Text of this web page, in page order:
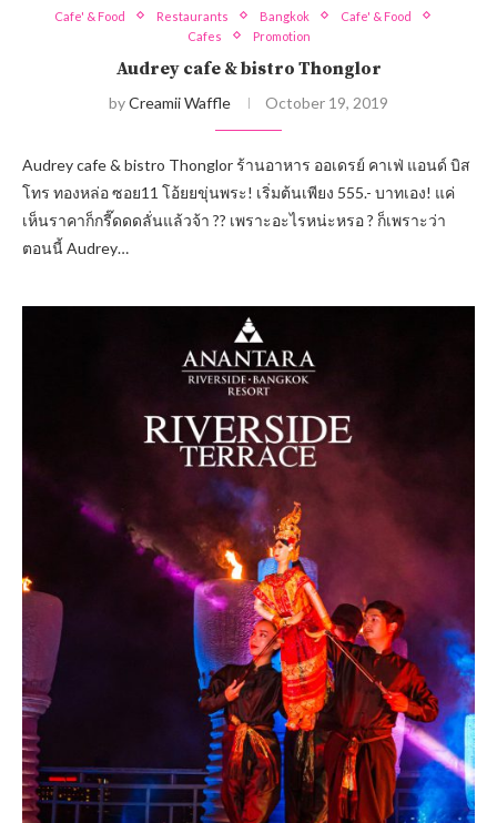
Cafe' & Food Restaurants Bangkok
Cafe' & Food
Cafes
Promotion
Audrey cafe & bistro Thonglor
byCreamii Waffle October 19, 2019
Audrey cafe & bistro Thonglor ร้านอาหาร ออเดรย์ คาเฟ่ แอนด์ บิส
โทร ทองหล่อ ซอย11 โอ้ยยขุ่นพระ! เริ่มต้นเพียง 555.- บาทเอง! แค่
เห็นราคาก็กรี๊ดดดลั่นแล้วจ้า ?? เพราะอะไรหน่ะหรอ ? ก็เพราะว่า
ตอนนี้ Audrey…